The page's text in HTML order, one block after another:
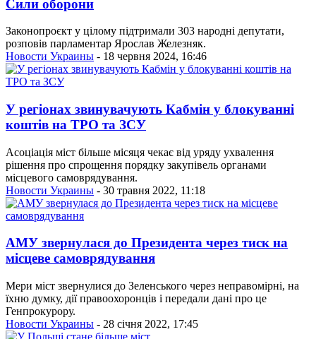
Сили оборони
Законопроєкт у цілому підтримали 303 народні депутати,
розповів парламентар Ярослав Железняк.
Новости Украины - 18 червня 2024, 16:46
У регіонах звинувачують Кабмін у блокуванні
коштів на ТРО та ЗСУ
Асоціація міст більше місяця чекає від уряду ухвалення
рішення про спрощення порядку закупівель органами
місцевого самоврядування.
Новости Украины - 30 травня 2022, 11:18
АМУ звернулася до Президента через тиск на
місцеве самоврядування
Мери міст звернулися до Зеленського через неправомірні, на
їхню думку, дії правоохоронців і передали дані про це
Генпрокурору.
Новости Украины - 28 січня 2022, 17:45